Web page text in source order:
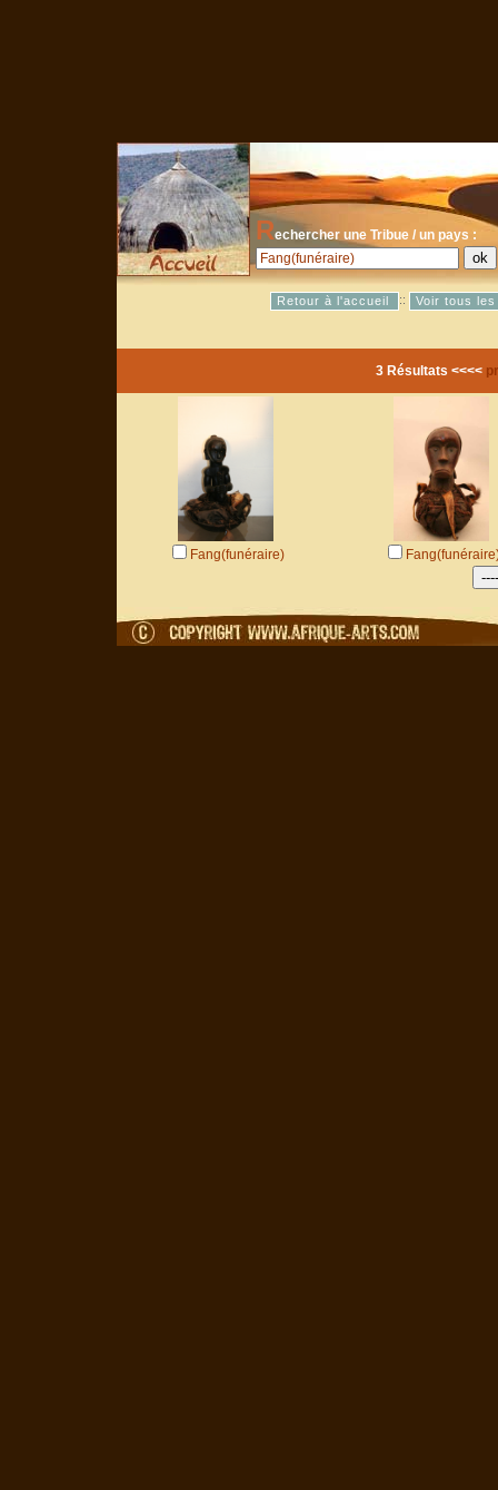
Rechercher une Tribue / un pays :
Retour à l'accueil :: Voir tous
3 Résultats <<<<
Fang(funéraire)